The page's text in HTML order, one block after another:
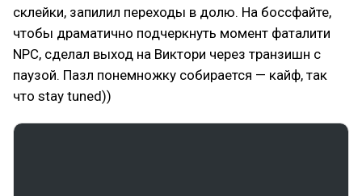
склейки, запилил переходы в долю. На боссфайте,
чтобы драматично подчеркнуть момент фаталити
NPC, сделал выход на Виктори через транзишн с
паузой. Пазл понемножку собирается — кайф, так
что stay tuned))